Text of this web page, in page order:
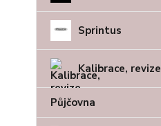
Sprintus
Kalibrace, revize
Půjčovna